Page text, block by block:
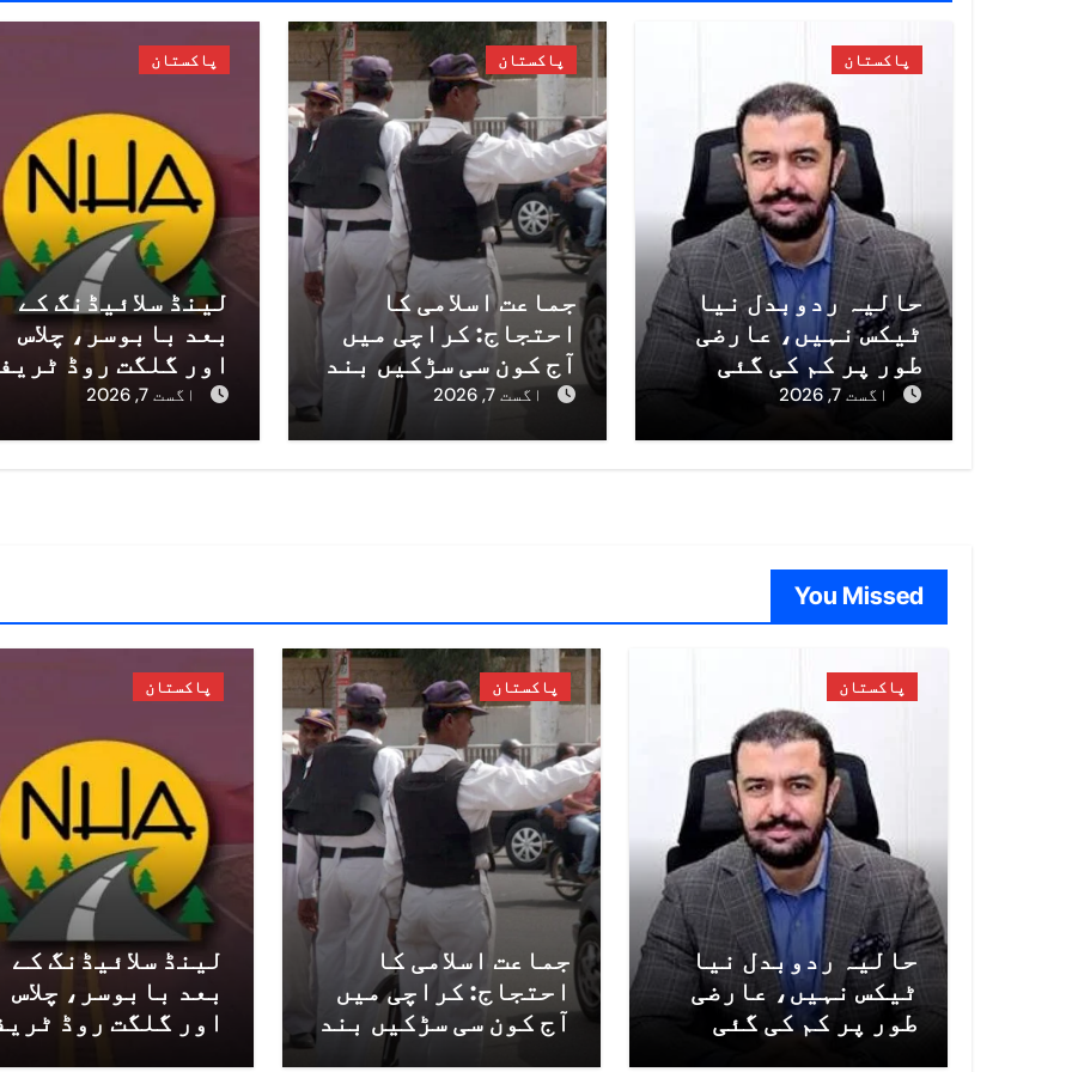
پاکستان
حالیہ ردوبدل نیا
ٹیکس نہیں، عارضی
طور پر کم کی گئی
پٹرولیم لیوی کی
اگست 7, 2026
پاکستان
جماعت اسلامی کا
احتجاج: کراچی میں
آج کون سی سڑکیں بند
ہوں گی؟ ٹریفک
اگست 7, 2026
پاکستان
لینڈ سلائیڈنگ کے
بعد بابوسر، چلاس
اور گلگت روڈ
کے لئے بحال کر
اگست 7, 2026
You Missed
پاکستان
حالیہ ردوبدل نیا
ٹیکس نہیں، عارضی
طور پر کم کی گئی
پاکستان
جماعت اسلامی کا
احتجاج: کراچی میں
آج کون سی سڑکیں بند
ہوں گی؟ ٹریفک
پاکستان
لینڈ سلائیڈنگ کے
بعد بابوسر، چلاس
اور گلگت روڈ